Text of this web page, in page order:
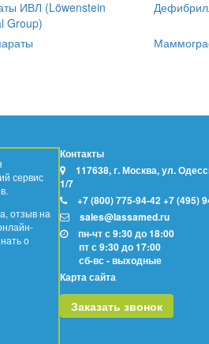
ИВЛ (Löwenstein
Group)
сервис
отзыв на
о
Контакты
117638, г. Москва, ул.
1/7
+7 (800) 775-94-42+7 (495)
sales@lassamed.ru
пн-чт с 9:30 до 18:00
пт с 9:30 до 17:00
сб-вс - выходные
Карта сайта
Заказать звонок